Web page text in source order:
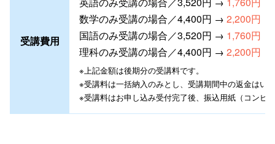
受講費用
数学のみ受講の場合／4,400円 → 2,200円
国語のみ受講の場合／3,520円 → 1,760円
理科のみ受講の場合／4,400円 → 2,200円
※上記金額は後期分の受講料です。
※受講料は一括納入のみとし、受講期間中の返金はい
※受講料はお申し込み受付完了後、振込用紙（コンビ